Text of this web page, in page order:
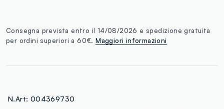
Consegna prevista entro il 14/08/2026 e spedizione gratuita
per ordini superiori a 60€.Maggiori informazioni
N.Art: 004369730